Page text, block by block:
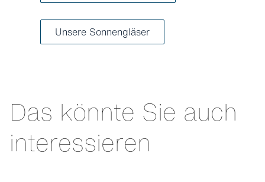
Unsere Sonnengläser
Das könnte Sie auch
interessieren